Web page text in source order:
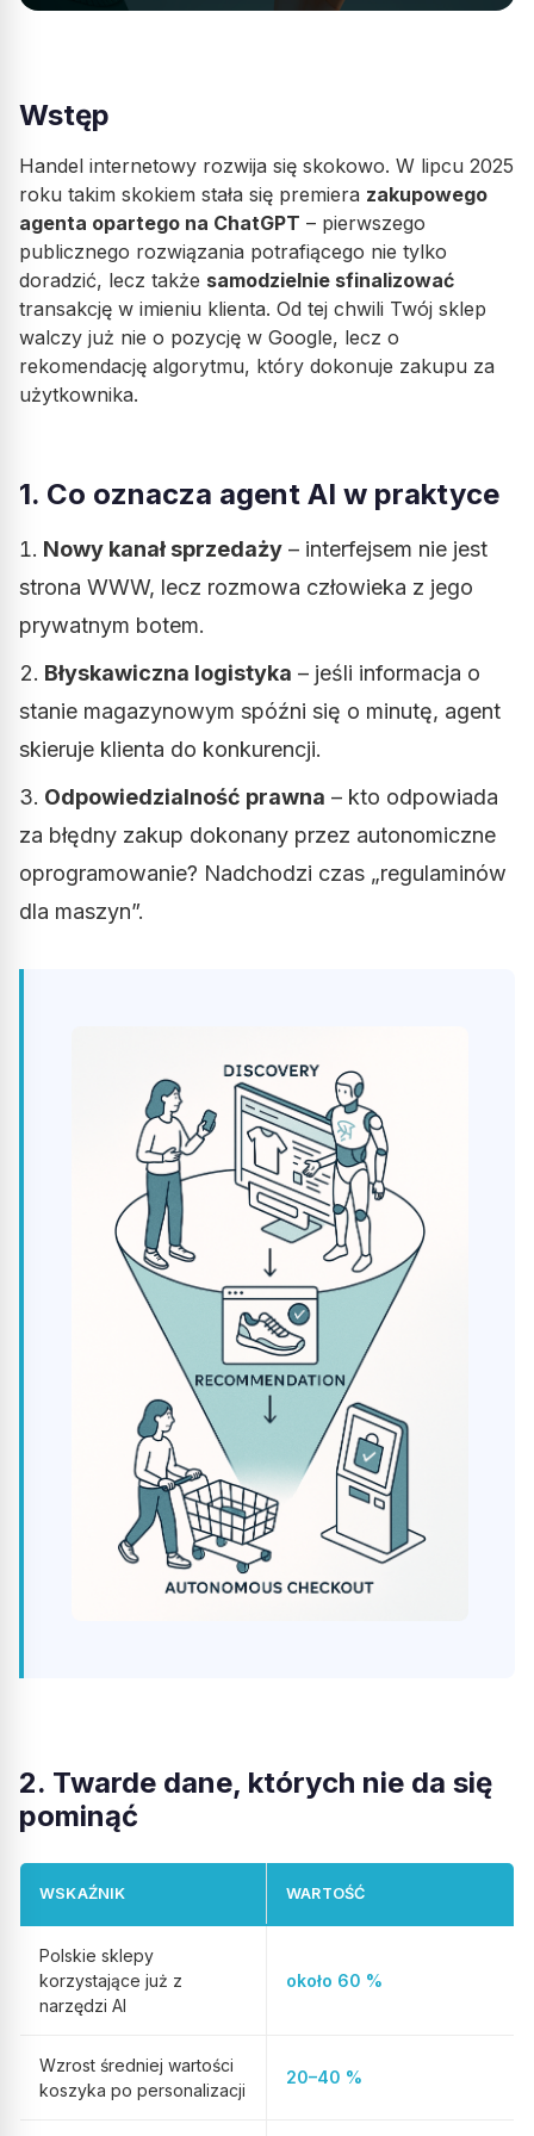
Wstęp
Handel internetowy rozwija się skokowo. W lipcu 2025
roku takim skokiem stała się premiera zakupowego
agenta opartego na ChatGPT – pierwszego
publicznego rozwiązania potrafiącego nie tylko
doradzić, lecz także samodzielnie sfinalizować
transakcję w imieniu klienta. Od tej chwili Twój sklep
walczy już nie o pozycję w Google, lecz o
rekomendację algorytmu, który dokonuje zakupu za
użytkownika.
1. Co oznacza agent AI w praktyce
Nowy kanał sprzedaży – interfejsem nie jest
strona WWW, lecz rozmowa człowieka z jego
prywatnym botem.
Błyskawiczna logistyka – jeśli informacja o
stanie magazynowym spóźni się o minutę, agent
skieruje klienta do konkurencji.
Odpowiedzialność prawna – kto odpowiada
za błędny zakup dokonany przez autonomiczne
oprogramowanie? Nadchodzi czas „regulaminów
dla maszyn”.
2. Twarde dane, których nie da się
pominąć
WSKAŹNIK WARTOŚĆ
Polskie sklepy
korzystające już z
narzędzi AI
około 60 %
Wzrost średniej wartości
koszyka po personalizacji
20–40 %